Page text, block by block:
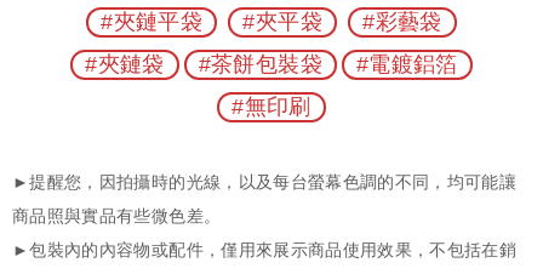
#夾鏈平袋
#夾平袋
#彩藝袋
#夾鏈袋
#茶餅包裝袋
#電鍍鋁箔
#無印刷